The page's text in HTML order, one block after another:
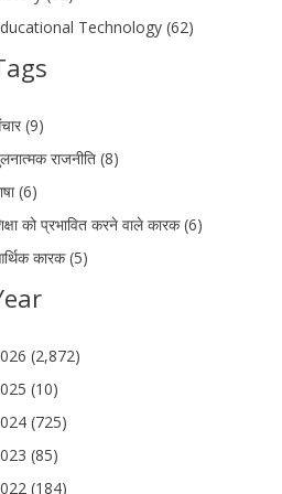
Technology (62)
(9)
राजनीति (8)
(6)
को प्रभावित करने वाले कारक (6)
कारक (5)
(2,872)
(10)
(725)
(85)
(184)